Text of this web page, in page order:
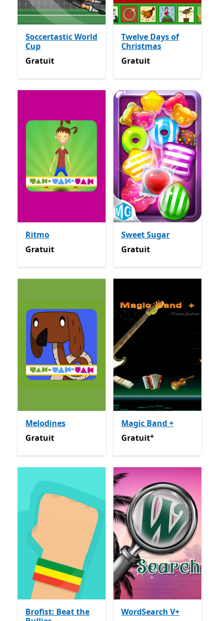
Soccertastic World
Cup
Gratuit
Gratuit
Twelve Days of
Christmas
Gratuit
Gratuit
Ritmo
Gratuit
Gratuit
Sweet Sugar
Gratuit
Gratuit
Melodines
Gratuit
Gratuit
Magic Band +
GratuitAvec des achats
Gratuit+
Brofist: Beat the
WordSearch V+